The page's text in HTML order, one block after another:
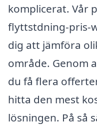
komplicerat. Vår
flyttstdning-pris-
dig att jämföra
område. Genom
du få flera
hitta den mest
lösningen. På så